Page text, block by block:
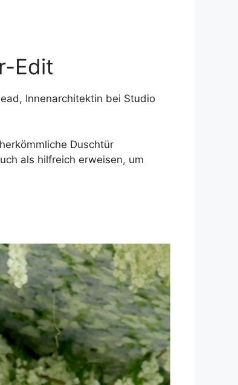
Edit
Innenarchitektin bei Studio
Duschtür
als hilfreich erweisen, um